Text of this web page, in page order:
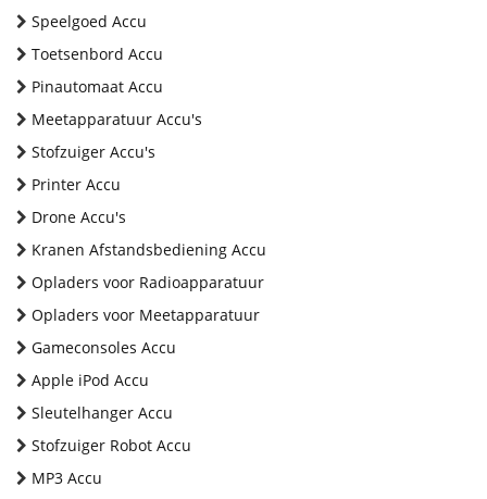
Speelgoed Accu
Toetsenbord Accu
Pinautomaat Accu
Meetapparatuur Accu's
Stofzuiger Accu's
Printer Accu
Drone Accu's
Kranen Afstandsbediening Accu
Opladers voor Radioapparatuur
Opladers voor Meetapparatuur
Gameconsoles Accu
Apple iPod Accu
Sleutelhanger Accu
Stofzuiger Robot Accu
MP3 Accu